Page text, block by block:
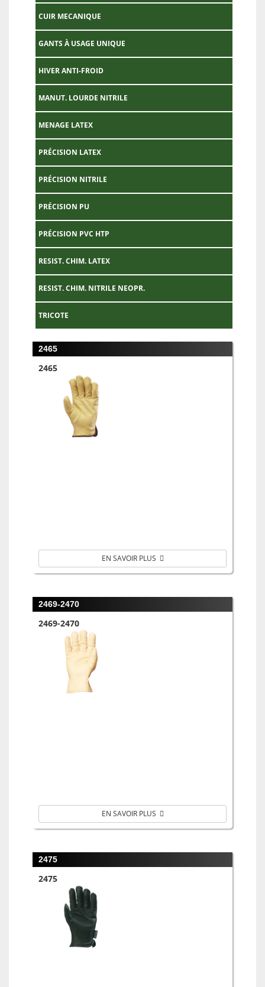
CUIR MECANIQUE
GANTS À USAGE UNIQUE
HIVER ANTI-FROID
MANUT. LOURDE NITRILE
MENAGE LATEX
PRÉCISION LATEX
PRÉCISION NITRILE
PRÉCISION PU
PRÉCISION PVC HTP
RESIST. CHIM. LATEX
RESIST. CHIM. NITRILE NEOPR.
TRICOTE
2465
2465
EN SAVOIR PLUS
2469-2470
2469-2470
EN SAVOIR PLUS
2475
2475